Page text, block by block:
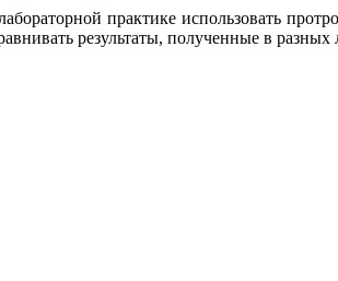
практике использовать
результаты, полученные в разных